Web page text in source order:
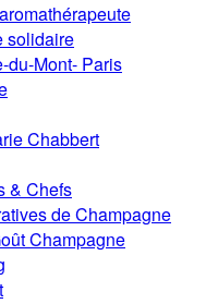
solidaire
du-Mont- Paris
Chabbert
& Chefs
de Champagne
Champagne